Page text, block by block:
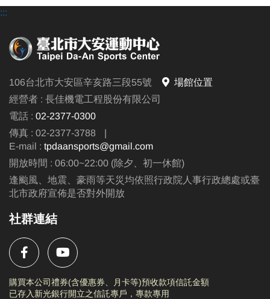
:::
106台北市大安區辛亥路三段55號
場館位置
經營者 : 長佳機電工程股份有限公司
電話 : 02-2377-0300
傳真 : 02-2377-3788
|
E-mail : tpdaansports@gmail.com
開放時間 : 06:00~22:00 (除夕、初一休館)
逢颱風、地震、豪雨等天災均依照行政院人事行政總處或臺
北市政府宣佈是否對外開放
社群連結
購買本公司禮券(含優惠券、月卡等)預收款項信託金額
已存入新光銀行開立之信託專戶，專款專用